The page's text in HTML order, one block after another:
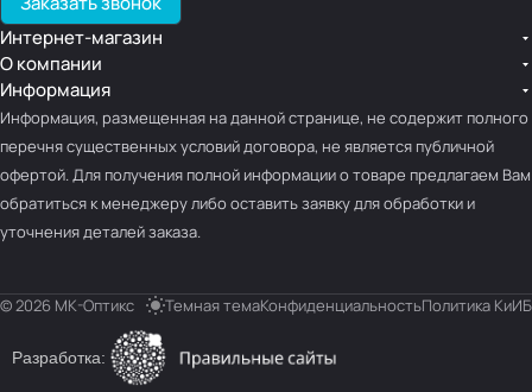
Интернет-магазин
О компании
Информация
Информация, размещенная на данной странице, не содержит полного
перечня существенных условий договора, не является публичной
офертой. Для получения полной информации о товаре предлагаем Вам
обратиться к менеджеру либо оставить заявку для обработки и
уточнения деталей заказа.
© 2026 МК-Оптикс Темная темаКонфиденциальностьПолитика КиИБ
Разработка: